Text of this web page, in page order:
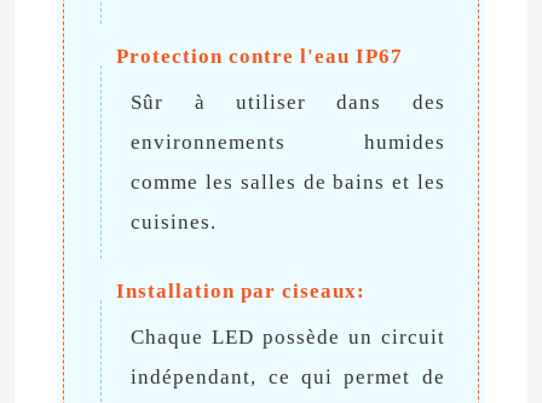
Protection contre l'eau IP67
Sûr à utiliser dans des
environnements humides
comme les salles de bains et les
cuisines.
Installation par ciseaux:
Chaque LED possède un circuit
indépendant, ce qui permet de